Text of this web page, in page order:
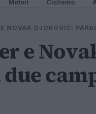
Motori Ciclismo
NOVAK DJOKOVIC:
e